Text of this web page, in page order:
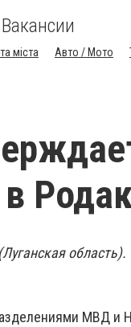
Вакансии
міста Авто / Мото
область).
МВД и